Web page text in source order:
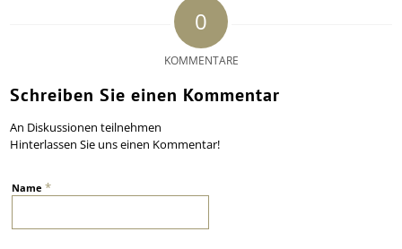
0
KOMMENTARE
Schreiben Sie einen Kommentar
An Diskussionen teilnehmen
Hinterlassen Sie uns einen Kommentar!
Name*